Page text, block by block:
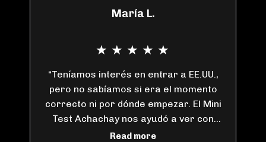
★ ★ ★ ★ ★
“Teníamos interés en entrar a EE.UU.,
pero no sabíamos si era el momento
correcto ni por dónde empezar. El Mini
Test Achachay nos ayudó a ver con
más objetividad dónde estábamos
Read more
María L.